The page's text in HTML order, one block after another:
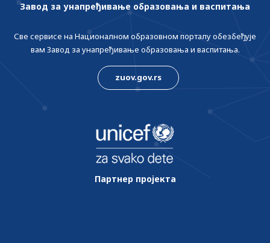
Завод за унапређивање образовања и васпитања
Све сервисе на Националном образовном порталу обезбеђује
вам Завод за унапређивање образовања и васпитања.
zuov.gov.rs
Партнер пројекта